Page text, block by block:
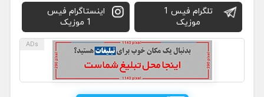
تلگرام فیس 1
موزیک
اینستاگرام فیس
1 موزیک